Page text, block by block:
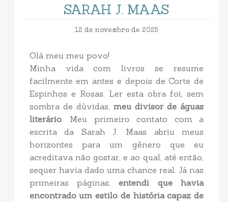
SARAH J. MAAS
12 de novembro de 2025
Olá meu meu povo!
Minha vida com livros se resume
facilmente em antes e depois de Corte de
Espinhos e Rosas. Ler esta obra foi, sem
sombra de dúvidas, meu divisor de águas
literário. Meu primeiro contato com a
escrita da Sarah J. Maas abriu meus
horizontes para um gênero que eu
acreditava não gostar, e ao qual, até então,
sequer havia dado uma chance real. Já nas
primeiras páginas,entendi que havia
encontrado um estilo de história capaz de